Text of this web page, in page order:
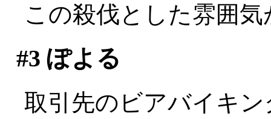
この殺伐とした雰囲
#3 ぽよる
取引先のビアバイキ